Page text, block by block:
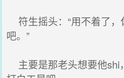
符生摇头：“用不着了，
吧。”
主要是那老头想要他shi